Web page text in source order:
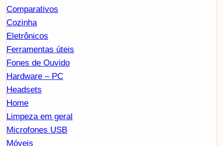
Comparativos
Cozinha
Eletrônicos
Ferramentas úteis
Fones de Ouvido
Hardware – PC
Headsets
Home
Limpeza em geral
Microfones USB
Móveis